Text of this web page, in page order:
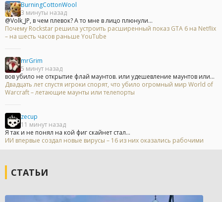
BurningCottonWool
3 минуты назад
@Volk_JP, в чем плевок? А то мне в лицо плюнули...
Почему Rockstar решила устроить расширенный показ GTA 6 на Netflix
– на шесть часов раньше YouTube
mrGrim
5 минут назад
вов убило не открытие флай маунтов. или удешевление маунтов или...
Двадцать лет спустя игроки спорят, что убило огромный мир World of
Warcraft – летающие маунты или телепорты
zecup
11 минут назад
Я так и не понял на кой фиг скайнет стал...
ИИ впервые создал новые вирусы – 16 из них оказались рабочими
СТАТЬИ